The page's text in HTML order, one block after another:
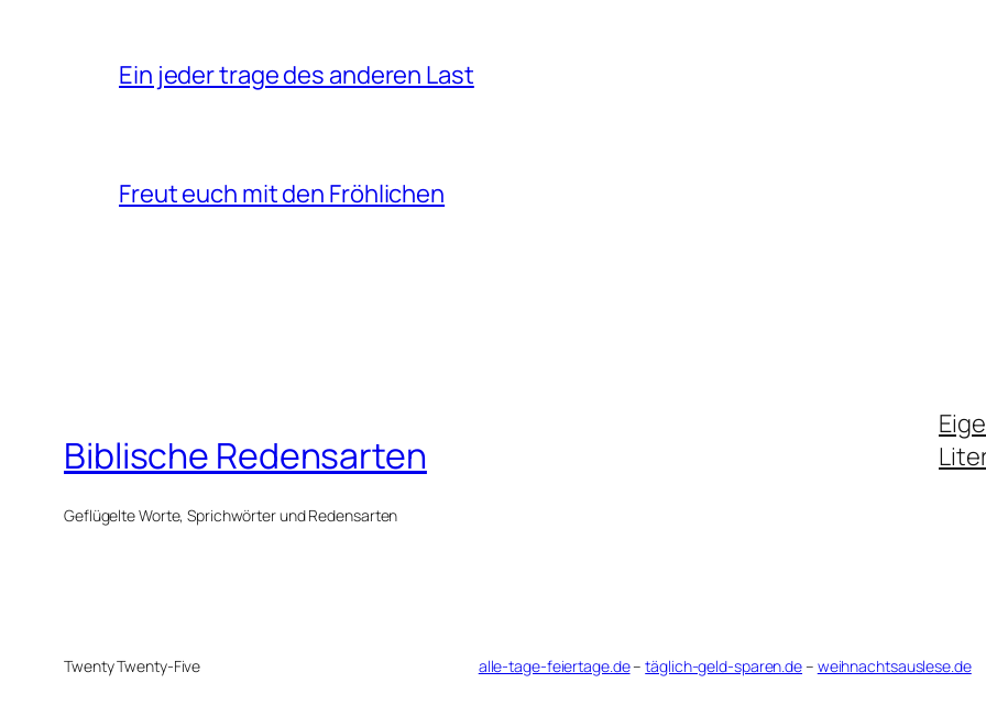
Ein jeder trage des anderen Last
Freut euch mit den Fröhlichen
Biblische Redensarten
Geflügelte Worte, Sprichwörter und Redensarten
Twenty Twenty-Five alle-tage-feiertage.de–täglich-geld-sparen.de– weihnachtsauslese.de